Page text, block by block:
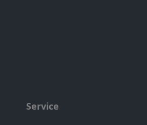
Service